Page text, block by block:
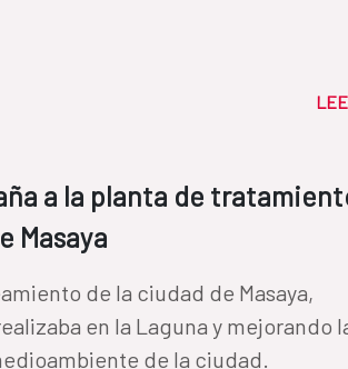
a la planta de
Masaya
de la ciudad de Masaya,
en la Laguna y mejorando